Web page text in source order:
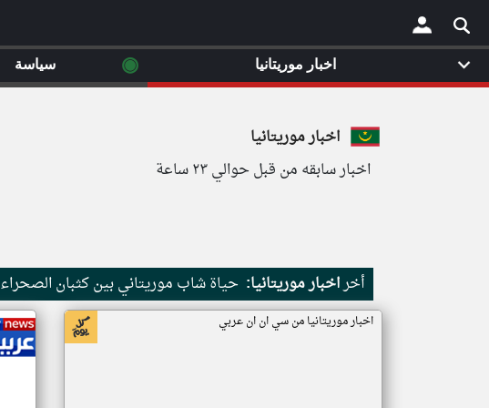
×
اخبار موريتانيا
اخبار سابقه من قبل حوالي ٢٣ ساعة
أخراخبار موريتانيا: حياة شاب موريتاني بين كثبان الصحراء
اخبار موريتانيا من سي ان ان عربي
اخبار موريتانيا ◉ سياسة